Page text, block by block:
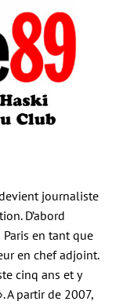
journaliste
D’abord
en tant que
en chef adjoint.
cinq ans et y
A partir de 2007,